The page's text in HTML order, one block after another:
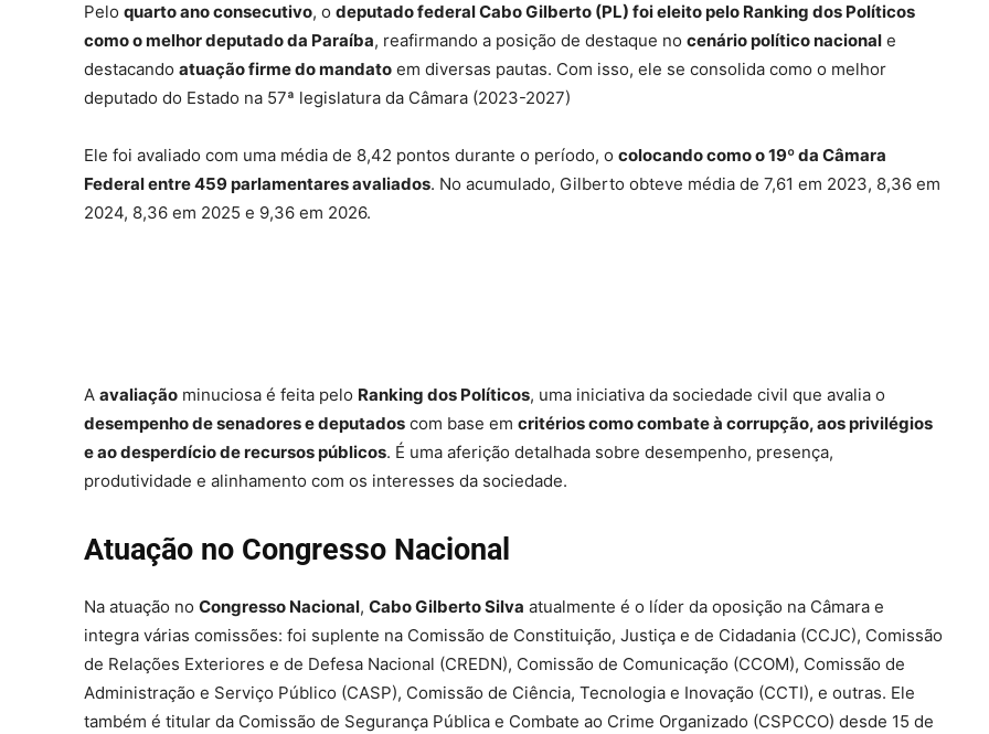
Pelo quarto ano consecutivo, o deputado federal Cabo Gilberto (PL) foi eleito pelo Ranking dos Políticos
como o melhor deputado da Paraíba, reafirmando a posição de destaque no cenário político nacional e
destacando atuação firme do mandato em diversas pautas. Com isso, ele se consolida como o melhor
deputado do Estado na 57ª legislatura da Câmara (2023-2027)
Ele foi avaliado com uma média de 8,42 pontos durante o período, o colocando como o 19º da Câmara
Federal entre 459 parlamentares avaliados. No acumulado, Gilberto obteve média de 7,61 em 2023, 8,36 em
2024, 8,36 em 2025 e 9,36 em 2026.
A avaliação minuciosa é feita pelo Ranking dos Políticos, uma iniciativa da sociedade civil que avalia o
desempenho de senadores e deputados com base em critérios como combate à corrupção, aos privilégios
e ao desperdício de recursos públicos. É uma aferição detalhada sobre desempenho, presença,
produtividade e alinhamento com os interesses da sociedade.
Atuação no Congresso Nacional
Na atuação no Congresso Nacional, Cabo Gilberto Silva atualmente é o líder da oposição na Câmara e
integra várias comissões: foi suplente na Comissão de Constituição, Justiça e de Cidadania (CCJC), Comissão
de Relações Exteriores e de Defesa Nacional (CREDN), Comissão de Comunicação (CCOM), Comissão de
Administração e Serviço Público (CASP), Comissão de Ciência, Tecnologia e Inovação (CCTI), e outras. Ele
também é titular da Comissão de Segurança Pública e Combate ao Crime Organizado (CSPCCO) desde 15 de